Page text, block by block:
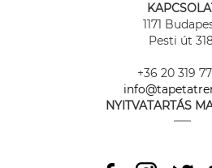
1171
Pesti út
+36 20 319
NYITVATARTÁS